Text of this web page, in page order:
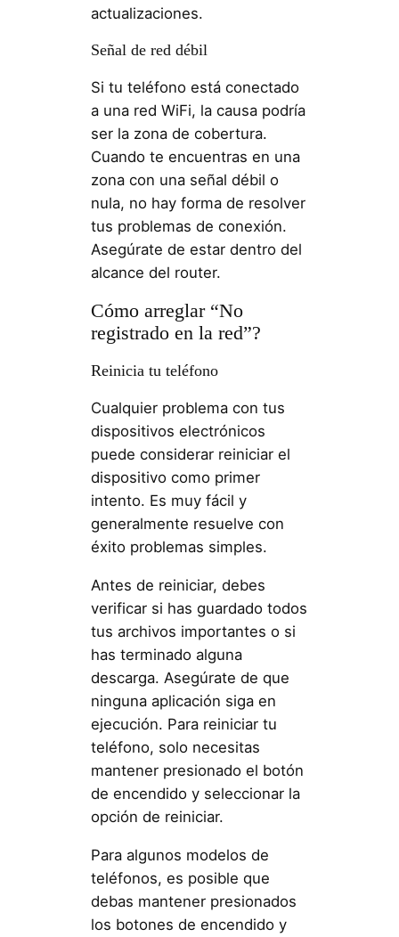
actualizaciones.
Señal de red débil
Si tu teléfono está conectado
a una red WiFi, la causa podría
ser la zona de cobertura.
Cuando te encuentras en una
zona con una señal débil o
nula, no hay forma de resolver
tus problemas de conexión.
Asegúrate de estar dentro del
alcance del router.
Cómo arreglar “No
registrado en la red”?
Reinicia tu teléfono
Cualquier problema con tus
dispositivos electrónicos
puede considerar reiniciar el
dispositivo como primer
intento. Es muy fácil y
generalmente resuelve con
éxito problemas simples.
Antes de reiniciar, debes
verificar si has guardado todos
tus archivos importantes o si
has terminado alguna
descarga. Asegúrate de que
ninguna aplicación siga en
ejecución. Para reiniciar tu
teléfono, solo necesitas
mantener presionado el botón
de encendido y seleccionar la
opción de reiniciar.
Para algunos modelos de
teléfonos, es posible que
debas mantener presionados
los botones de encendido y